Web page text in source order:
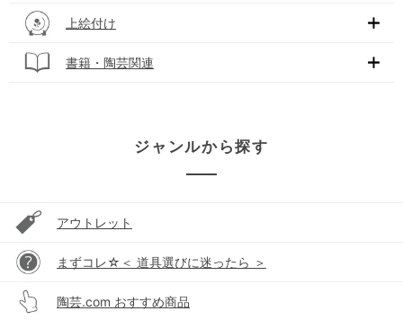
上絵付け
書籍・陶芸関連
ジャンルから探す
アウトレット
まずコレ☆＜ 道具選びに迷ったら ＞
陶芸.com おすすめ商品